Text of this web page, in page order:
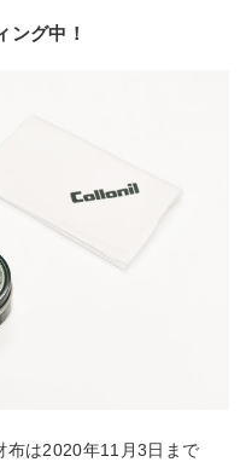
ング中！
布は2020年11月3日まで